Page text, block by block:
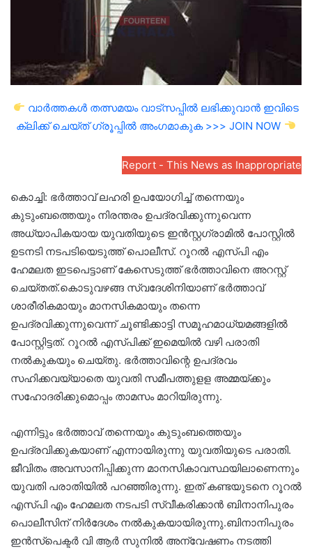
വാർത്തകൾ തത്സമയം വാട്സപ്പിൽ ലഭിക്കുവാൻ ഇവിടെ
ക്ലിക്ക് ചെയ്ത് ഗ്രൂപ്പിൽ അംഗമാകുക >>> JOIN NOW
Report - This News as Inappropriate
കൊച്ചി: ഭർത്താവ് ലഹരി ഉപയോഗിച്ച് തന്നെയും
കുടുംബത്തെയും നിരന്തരം ഉപദ്രവിക്കുന്നുവെന്ന
അധ്യാപികയായ യുവതിയുടെ ഇന്‍സ്റ്റഗ്രാമില്‍ പോസ്റ്റിൽ
ഉടനടി നടപടിയെടുത്ത് പൊലീസ്. റൂറല്‍ എസ്പി എം
ഹേമലത ഇടപെട്ടാണ് കേസെടുത്ത് ഭര്‍ത്താവിനെ അറസ്റ്റ്
ചെയ്തത്.കൊടുവഴങ്ങ സ്വദേശിനിയാണ് ഭര്‍ത്താവ്
ശാരീരികമായും മാനസികമായും തന്നെ
ഉപദ്രവിക്കുന്നുവെന്ന് ചൂണ്ടിക്കാട്ടി സമൂഹമാധ്യമങ്ങളില്‍
പോസ്റ്റിട്ടത്. റൂറല്‍ എസ്പിക്ക് ഇമെയില്‍ വഴി പരാതി
നല്‍കുകയും ചെയ്തു. ഭര്‍ത്താവിന്റെ ഉപദ്രവം
സഹിക്കവയ്യാതെ യുവതി സമീപത്തുളള അമ്മയ്ക്കും
സഹോദരിക്കുമൊപ്പം താമസം മാറിയിരുന്നു.
എന്നിട്ടും ഭര്‍ത്താവ് തന്നെയും കുടുംബത്തെയും
ഉപദ്രവിക്കുകയാണ് എന്നായിരുന്നു യുവതിയുടെ പരാതി.
ജീവിതം അവസാനിപ്പിക്കുന്ന മാനസികാവസ്ഥയിലാണെന്നും
യുവതി പരാതിയില്‍ പറഞ്ഞിരുന്നു. ഇത് കണ്ടയുടനെ റൂറല്‍
എസ്പി എം ഹേമലത നടപടി സ്വീകരിക്കാന്‍ ബിനാനിപുരം
പൊലീസിന് നിര്‍ദേശം നല്‍കുകയായിരുന്നു.ബിനാനിപുരം
ഇന്‍സ്‌പെക്ടര്‍ വി ആര്‍ സുനില്‍ അന്വേഷണം നടത്തി